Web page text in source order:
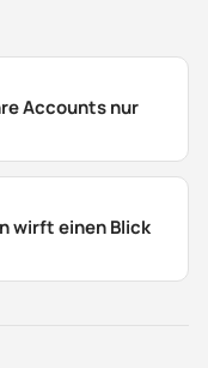
Accounts nur
wirft einen Blick